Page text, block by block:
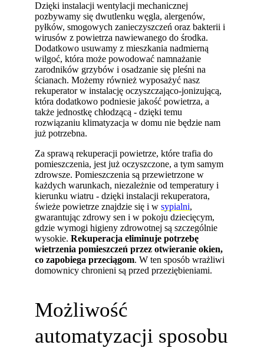
Dzięki instalacji wentylacji mechanicznej
pozbywamy się dwutlenku węgla, alergenów,
pyłków, smogowych zanieczyszczeń oraz bakterii i
wirusów z powietrza nawiewanego do środka.
Dodatkowo usuwamy z mieszkania nadmierną
wilgoć, która może powodować namnażanie
zarodników grzybów i osadzanie się pleśni na
ścianach. Możemy również wyposażyć nasz
rekuperator w instalację oczyszczająco-jonizującą,
która dodatkowo podniesie jakość powietrza, a
także jednostkę chłodzącą - dzięki temu
rozwiązaniu klimatyzacja w domu nie będzie nam
już potrzebna.
Za sprawą rekuperacji powietrze, które trafia do
pomieszczenia, jest już oczyszczone, a tym samym
zdrowsze. Pomieszczenia są przewietrzone w
każdych warunkach, niezależnie od temperatury i
kierunku wiatru - dzięki instalacji rekuperatora,
świeże powietrze znajdzie się i wsypialni,
gwarantując zdrowy sen i w pokoju dziecięcym,
gdzie wymogi higieny zdrowotnej są szczególnie
wysokie.Rekuperacja eliminuje potrzebę
wietrzenia pomieszczeń przez otwieranie okien,
co zapobiega przeciągom. W ten sposób wrażliwi
domownicy chronieni są przed przeziębieniami.
Możliwość
automatyzacji sposobu